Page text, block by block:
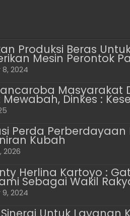
Produksi Beras
Mesin Perontok
2024
Masyarakat
Mewabah, Dinkes :
Perda
Kubah
2026
Herlina Kartoyo :
Sebagai Wakil
2024